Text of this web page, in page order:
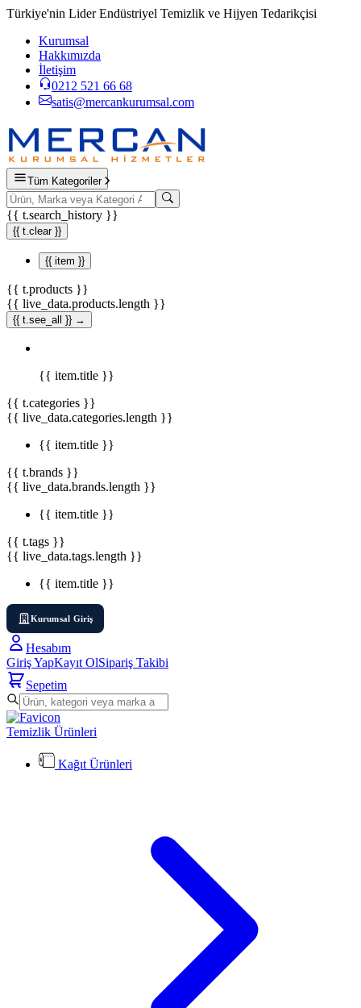
Türkiye'nin Lider Endüstriyel Temizlik ve Hijyen Tedarikçisi
Kurumsal
Hakkımızda
İletişim
0212 521 66 68
satis@mercankurumsal.com
Tüm Kategoriler
{{ t.search_history }}
{{ t.clear }}
{{ item }}
{{ t.products }}
{{ live_data.products.length }}
{{ t.see_all }} →
{{ item.title }}
{{ t.categories }}
{{ live_data.categories.length }}
{{ item.title }}
{{ t.brands }}
{{ live_data.brands.length }}
{{ item.title }}
{{ t.tags }}
{{ live_data.tags.length }}
{{ item.title }}
Kurumsal Giriş
Hesabım
Giriş YapKayıt OlSipariş Takibi
Sepetim
Temizlik Ürünleri
Kağıt Ürünleri